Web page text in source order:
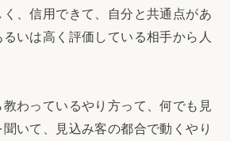
、信用できて、自分と共通点があ
いは高く評価している相手から人
わっているやり方って、何でも見
いて、見込み客の都合で動くやり